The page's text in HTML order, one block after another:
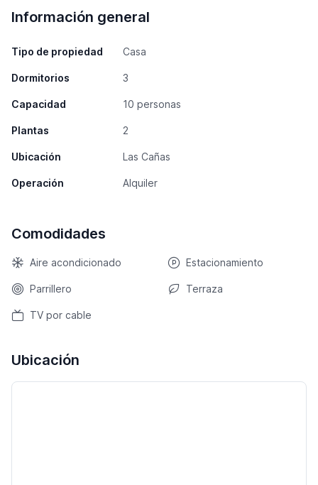
Información general
Tipo de propiedad Casa
Dormitorios 3
Capacidad 10 personas
Plantas 2
Ubicación Las Cañas
Operación Alquiler
Comodidades
Aire acondicionado Estacionamiento
Parrillero Terraza
TV por cable
Ubicación